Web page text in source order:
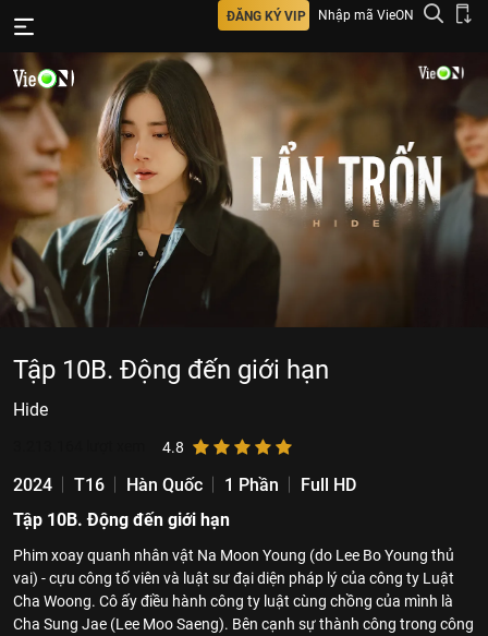
ĐĂNG KÝ VIP Nhập mã VieON
Tập 10B. Động đến giới hạn
Hide
4.8
2024 T16 Hàn Quốc 1 Phần
Full HD
Tập 10B. Động đến giới hạn
Phim xoay quanh nhân vật Na Moon Young (do Lee Bo Young thủ
vai) - cựu công tố viên và luật sư đại diện pháp lý của công ty Luật
Cha Woong. Cô ấy điều hành công ty luật cùng chồng của mình là
Cha Sung Jae (Lee Moo Saeng). Bên cạnh sự thành công trong công